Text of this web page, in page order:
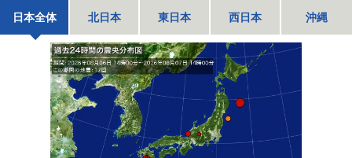
日本全体 北日本 東日本 西日本 沖縄